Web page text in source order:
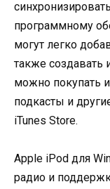
программному
могут легко
также создавать
можно покупать
подкасты и
iTunes Store.
Apple iPod для
радио и